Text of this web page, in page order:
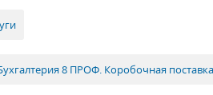
8 ПРОФ. Коробочная поставка